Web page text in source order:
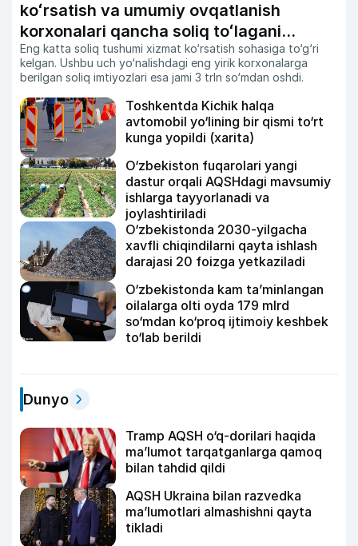
koʻrsatish va umumiy ovqatlanish
korxonalari qancha soliq toʻlagani
ochiqlandi
Eng katta soliq tushumi xizmat ko‘rsatish sohasiga to‘g‘ri
kelgan. Ushbu uch yo‘nalishdagi eng yirik korxonalarga
berilgan soliq imtiyozlari esa jami 3 trln so‘mdan oshdi.
Toshkentda Kichik halqa
avtomobil yo‘lining bir qismi to‘rt
kunga yopildi (xarita)
O‘zbekiston fuqarolari yangi
dastur orqali AQSHdagi mavsumiy
ishlarga tayyorlanadi va
joylashtiriladi
O‘zbekistonda 2030-yilgacha
xavfli chiqindilarni qayta ishlash
darajasi 20 foizga yetkaziladi
O‘zbekistonda kam ta’minlangan
oilalarga olti oyda 179 mlrd
so‘mdan ko‘proq ijtimoiy keshbek
to‘lab berildi
Dunyo
Tramp AQSH o‘q-dorilari haqida
ma’lumot tarqatganlarga qamoq
bilan tahdid qildi
AQSH Ukraina bilan razvedka
ma’lumotlari almashishni qayta
tikladi